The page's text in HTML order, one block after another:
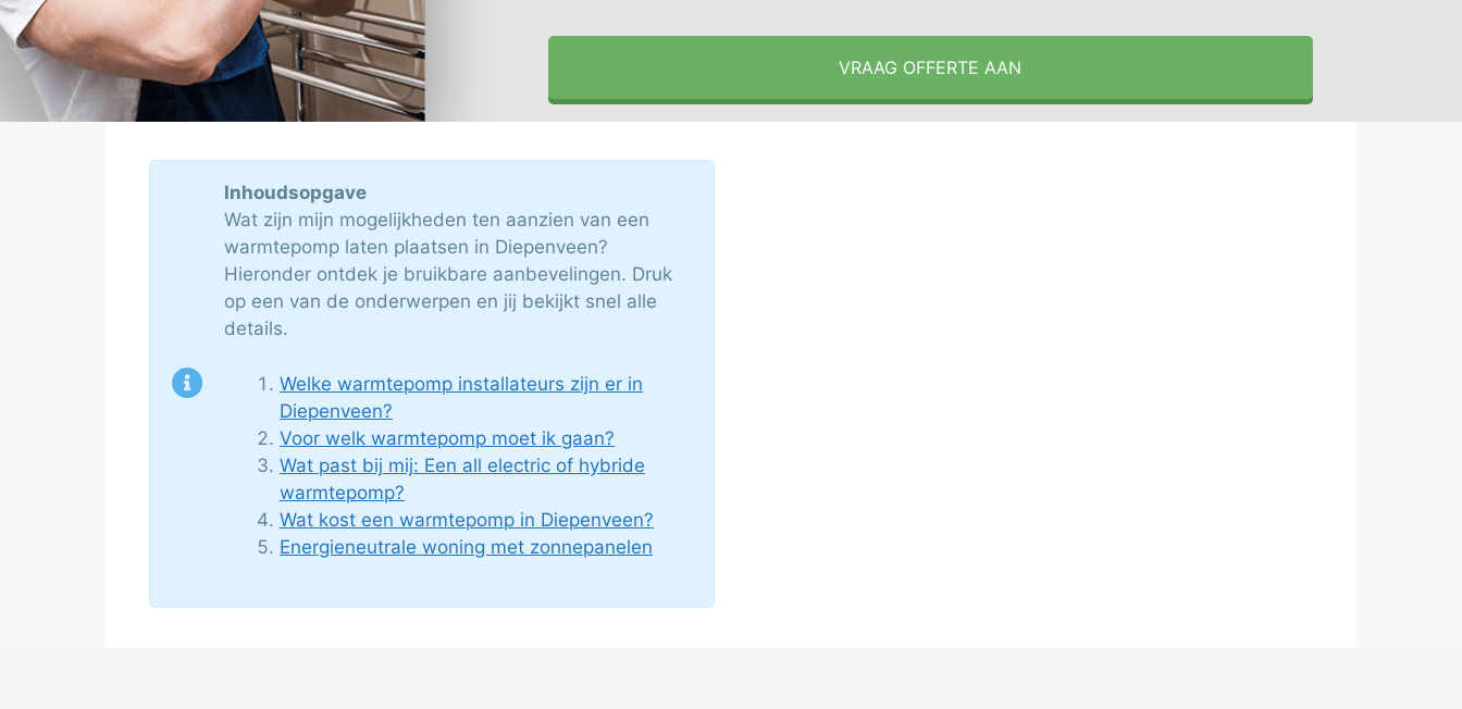
VRAAG OFFERTE AAN
Inhoudsopgave
Wat zijn mijn mogelijkheden ten aanzien van een
warmtepomp laten plaatsen in Diepenveen?
Hieronder ontdek je bruikbare aanbevelingen. Druk
op een van de onderwerpen en jij bekijkt snel alle
details.
Welke warmtepomp installateurs zijn er in
Diepenveen?
Voor welk warmtepomp moet ik gaan?
Wat past bij mij: Een all electric of hybride
warmtepomp?
Wat kost een warmtepomp in Diepenveen?
Energieneutrale woning met zonnepanelen